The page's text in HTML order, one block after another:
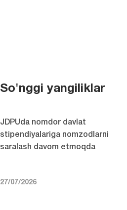
So'nggi yangiliklar
JDPUda nomdor davlat
stipendiyalariga nomzodlarni
saralash davom etmoqda
27/07/2026